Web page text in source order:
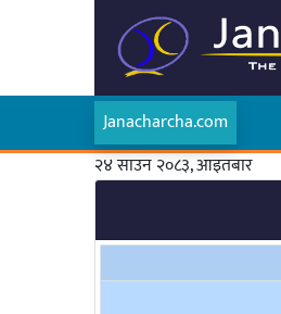
Janacharcha.com
२४ साउन २०८३, आइतबार